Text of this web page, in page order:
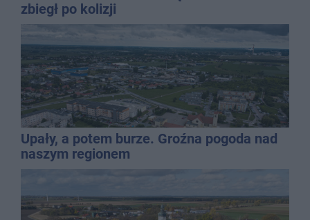
zbiegł po kolizji
Upały, a potem burze. Groźna pogoda nad
naszym regionem